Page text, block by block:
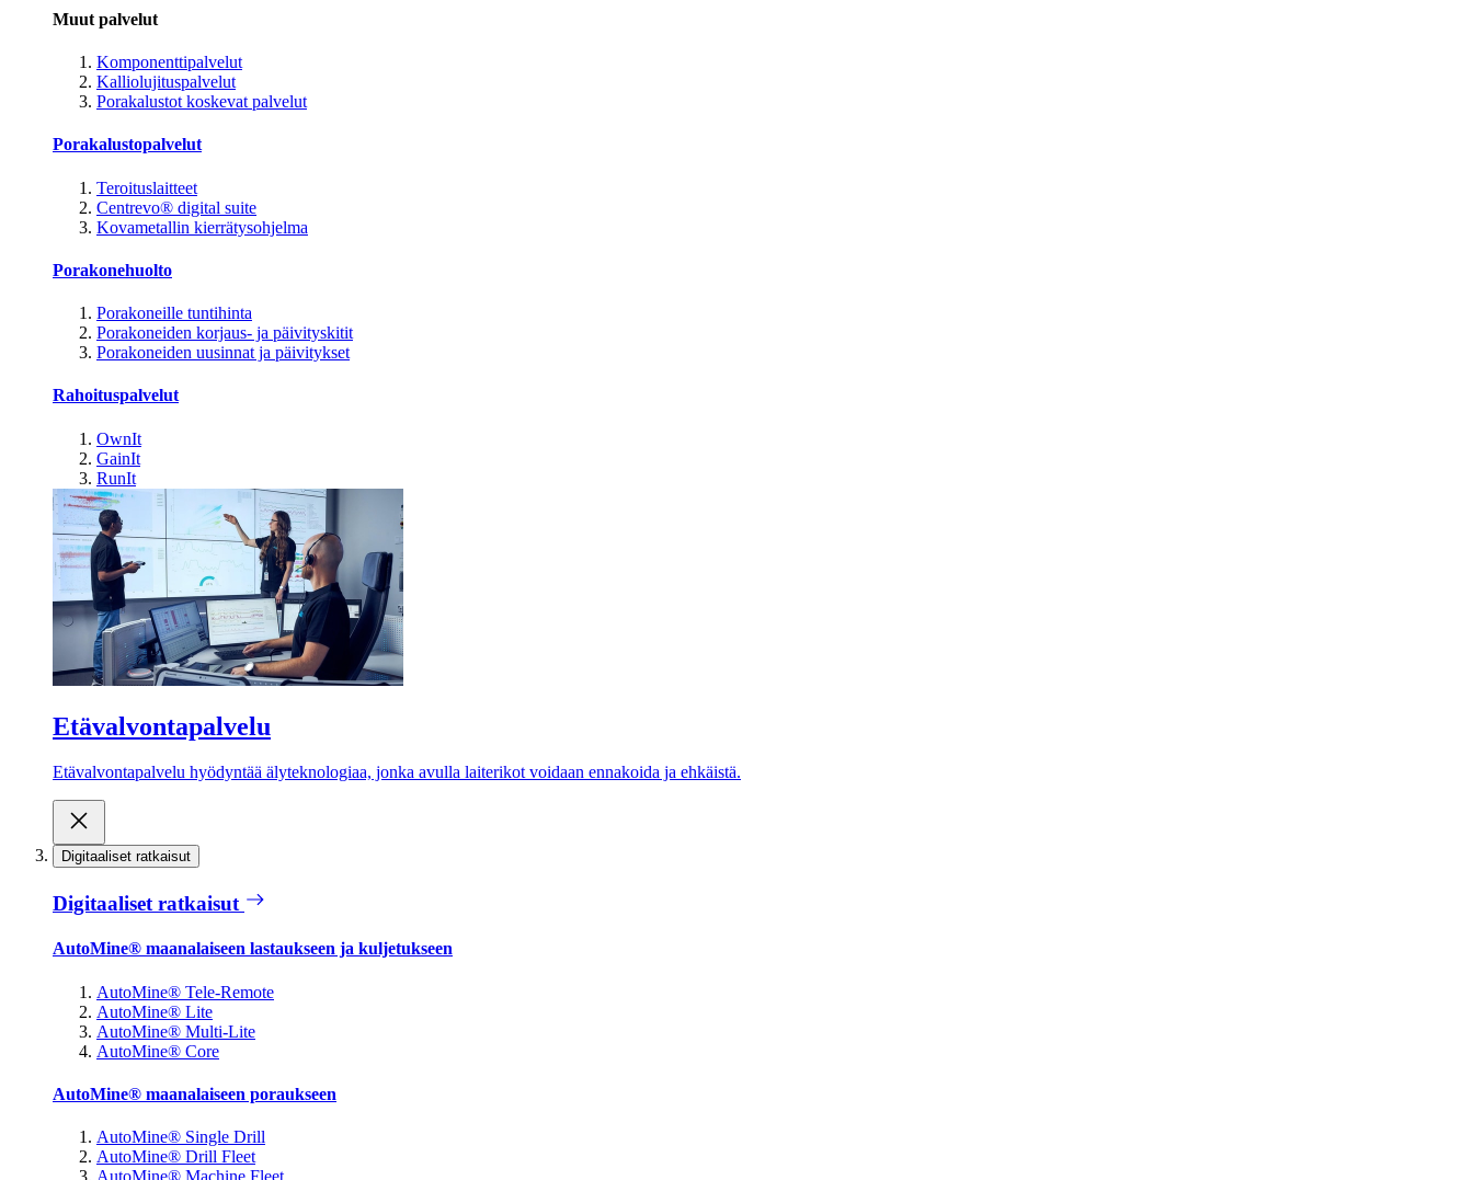
Muut palvelut
Komponenttipalvelut
Kalliolujituspalvelut
Porakalustot koskevat palvelut
Porakalustopalvelut
Teroituslaitteet
Centrevo® digital suite
Kovametallin kierrätysohjelma
Porakonehuolto
Porakoneille tuntihinta
Porakoneiden korjaus- ja päivityskitit
Porakoneiden uusinnat ja päivitykset
Rahoituspalvelut
OwnIt
GainIt
RunIt
Etävalvontapalvelu
Etävalvontapalvelu hyödyntää älyteknologiaa, jonka avulla laiterikot voidaan ennakoida ja ehkäistä.
Digitaaliset ratkaisut
Digitaaliset ratkaisut
AutoMine® maanalaiseen lastaukseen ja kuljetukseen
AutoMine® Tele-Remote
AutoMine® Lite
AutoMine® Multi-Lite
AutoMine® Core
AutoMine® maanalaiseen poraukseen
AutoMine® Single Drill
AutoMine® Drill Fleet